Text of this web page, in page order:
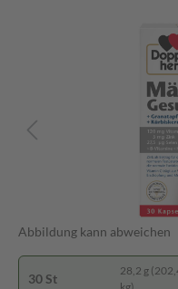
Abbildung kann abweichen
30 St
28,2 g
kg)